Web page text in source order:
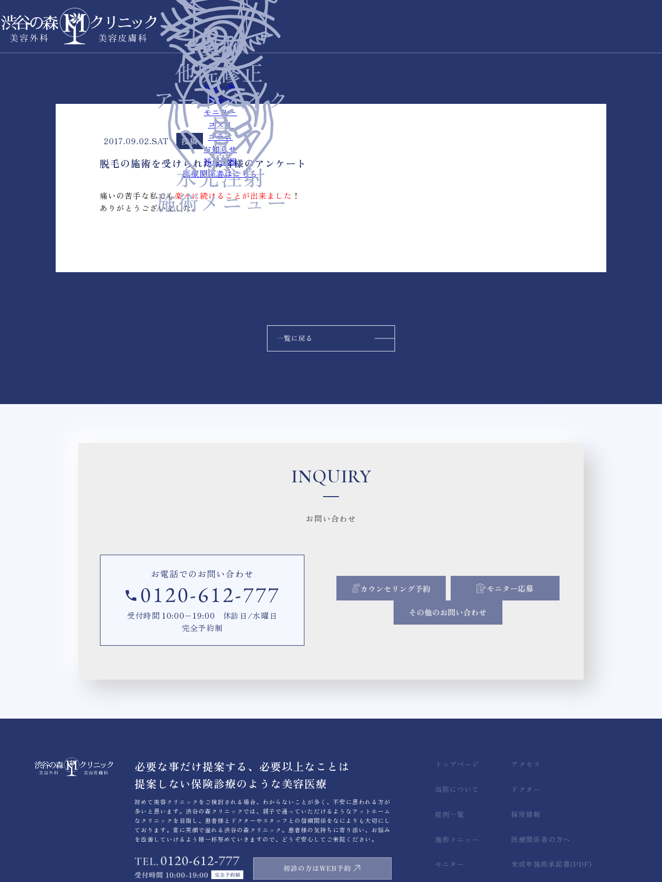
症例一覧
料金表
モニター
コスメ
コラム
お知らせ
採用情報
医療関係者はこちら
2017.09.02.SAT 投稿
脱毛の施術を受けられたお客様のアンケート
痛いの苦手な私でも楽々に続けることが出来ました ！
ありがとうございました。
INQUIRY
お問い合わせ
お電話でのお問い合わせ
受付時間 10:00−19:00 休診日/水曜日
完全予約制
必要な事だけ提案する、必要以上なことは
提案しない保険診療のような美容医療
初めて美容クリニックをご検討される場合、わからないことが多く、不安に思われる方が
多いと思います。渋谷の森クリニックでは、親子で通っていただけるようなアットホーム
なクリニックを目指し、患者様とドクターやスタッフとの信頼関係をなによりも大切にし
ております。常に笑顔で溢れる渋谷の森クリニック。患者様の気持ちに寄り添い、お悩み
を改善していけるよう精一杯努めていきますので、どうぞ安心してご来院ください。
トップページ
当院について
症例一覧
施術メニュー
モニター
アクセス
ドクター
採用情報
医療関係者の方へ
未成年施術承諾書(PDF)